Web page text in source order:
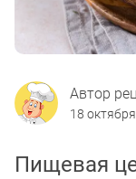
Автор
18
Пищевая